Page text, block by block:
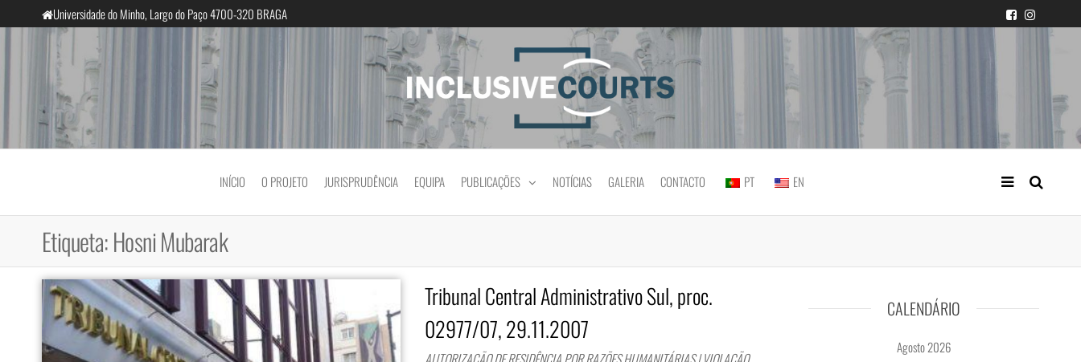
para
Universidade do Minho, Largo do Paço 4700-320 BRAGA
InclusiveCourts Igualdade e diferença cultural na prática judicial portuguesa
INÍCIO O PROJETO JURISPRUDÊNCIA EQUIPA PUBLICAÇÕES NOTÍCIAS GALERIA CONTACTO PT EN
Etiqueta:Hosni Mubarak
Tribunal Central Administrativo Sul, proc.
02977/07, 29.11.2007
CALENDÁRIO
Agosto 2026